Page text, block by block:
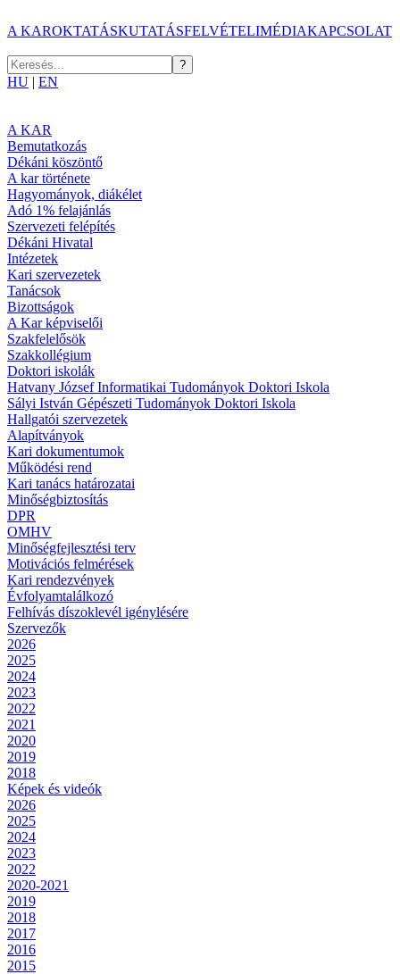
A KAROKTATÁSKUTATÁSFELVÉTELIMÉDIAKAPCSOLAT
HU | EN
A KAR
Bemutatkozás
Dékáni köszöntő
A kar története
Hagyományok, diákélet
Adó 1% felajánlás
Szervezeti felépítés
Dékáni Hivatal
Intézetek
Kari szervezetek
Tanácsok
Bizottságok
A Kar képviselői
Szakfelelősök
Szakkollégium
Doktori iskolák
Hatvany József Informatikai Tudományok Doktori Iskola
Sályi István Gépészeti Tudományok Doktori Iskola
Hallgatói szervezetek
Alapítványok
Kari dokumentumok
Működési rend
Kari tanács határozatai
Minőségbiztosítás
DPR
OMHV
Minőségfejlesztési terv
Motivációs felmérések
Kari rendezvények
Évfolyamtalálkozó
Felhívás díszoklevél igénylésére
Szervezők
2026
2025
2024
2023
2022
2021
2020
2019
2018
Képek és videók
2026
2025
2024
2023
2022
2020-2021
2019
2018
2017
2016
2015